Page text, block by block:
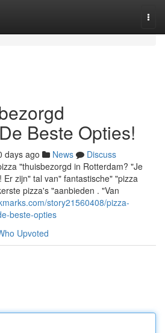
Beste Opties!
days ago News
Discuss
"thuisbezorgd in Rotterdam? "Je
zijn" tal van" fantastische" "pizza
pizza's "aanbieden . "Van
story21560408/pizza-
beste-opties
Upvoted